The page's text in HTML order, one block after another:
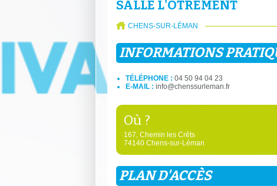
SALLE L'OTREMENT
CHENS-SUR-LÉMAN
INFORMATIONS
TÉLÉPHONE : 04 50 94 04 23
E-MAIL : info@chenssurleman.fr
Où ?
167, Chemin les Crêts
74140 Chens-sur-Léman
PLAN D'ACCÈS